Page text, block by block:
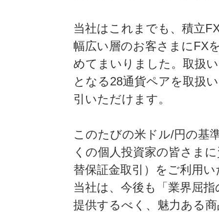
当社はこれまでも、積立
幅広い層のお客さまにFX
めてまいりました。取扱
となる28通貨ペアを取扱
引いただけます。
このたびの米ドル/円の基
くの個人投資家の皆さま
替保証金取引）をご利用
当社は、今後も「業界屈
提供するべく、魅力ある